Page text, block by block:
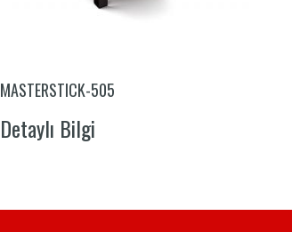
MASTERSTICK-505
Detaylı Bilgi